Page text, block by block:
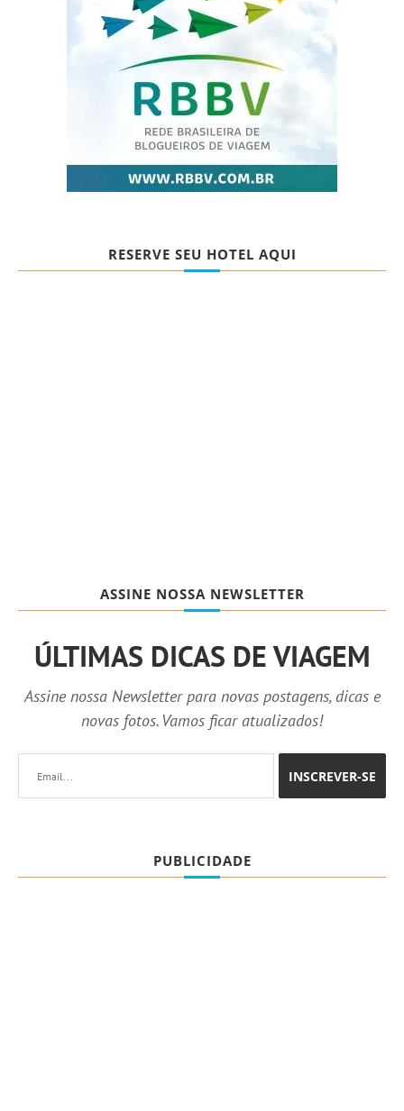
RESERVE SEU HOTEL AQUI
ASSINE NOSSA NEWSLETTER
ÚLTIMAS DICAS DE VIAGEM
Assine nossa Newsletter para novas postagens, dicas e
novas fotos. Vamos ficar atualizados!
PUBLICIDADE